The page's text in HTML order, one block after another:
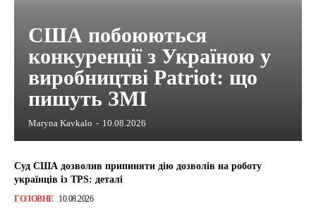
США побоюються
конкуренції з Україною у
виробництві Patriot: що
пишуть ЗМІ
Maryna Kavkalo - 10.08.2026
Суд США дозволив припиняти дію дозволів на роботу
українців із TPS: деталі
ГОЛОВНЕ 10.08.2026